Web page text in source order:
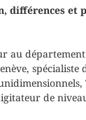
différences et
au
spécialiste
de